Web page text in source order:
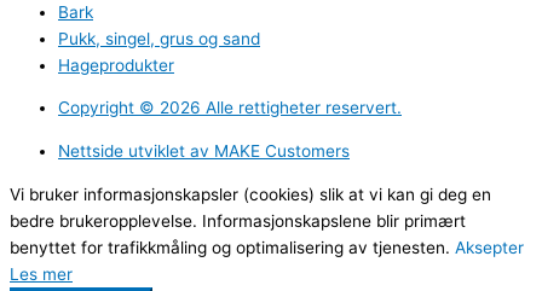
Bark
Pukk, singel, grus og sand
Hageprodukter
Copyright ©️ 2026 Alle rettigheter reservert.
Nettside utviklet av MAKE Customers
Vi bruker informasjonskapsler (cookies) slik at vi kan gi deg en
bedre brukeropplevelse. Informasjonskapslene blir primært
benyttet for trafikkmåling og optimalisering av tjenesten. Aksepter
Les mer